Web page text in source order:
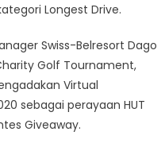
Longest Drive.
Swiss-Belresort Dago
Golf Tournament,
Virtual
sebagai perayaan HUT
Giveaway.